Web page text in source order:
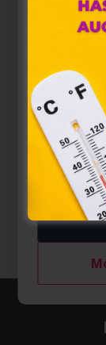
A „sütiket"
törvény, az
információs
egyes
az Európai
Azon
belül
felhasználó
tárolásához